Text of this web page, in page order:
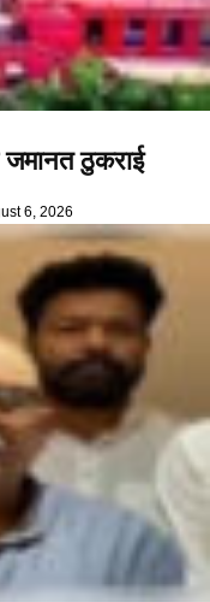
जमानत ठुकराई
6, 2026